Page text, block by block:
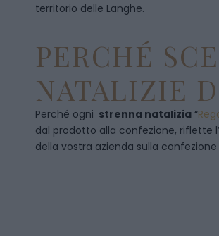
territorio delle Langhe.
PERCHÉ
NATALIZIE
Perché ogni strenna natalizia “
dal prodotto alla confezione, riflette
della vostra azienda sulla